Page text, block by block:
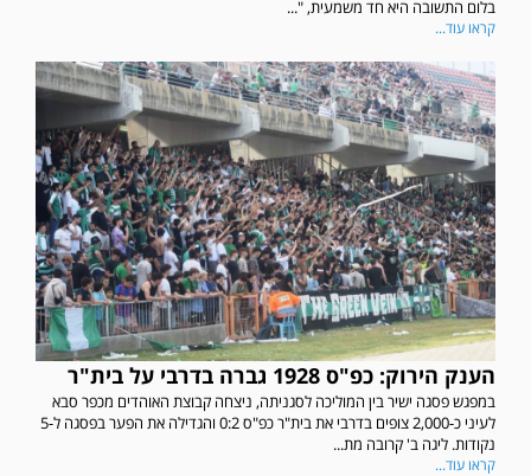
בלום התשובה היא חד משמעית, "...
קראו עוד...
הענק הירוק: כפ"ס 1928 גברה בדרבי על בית"ר
במפגש פסגה ישיר בין המוליכה לסגניתה, ניצחה קבוצת האוהדים מכפר סבא
לעיני כ-2,000 צופים בדרבי את בית"ר כפ"ס 0:2 והגדילה את הפער בפסגה ל-5
נקודות. ליגה ב' קרובה מת...
קראו עוד...